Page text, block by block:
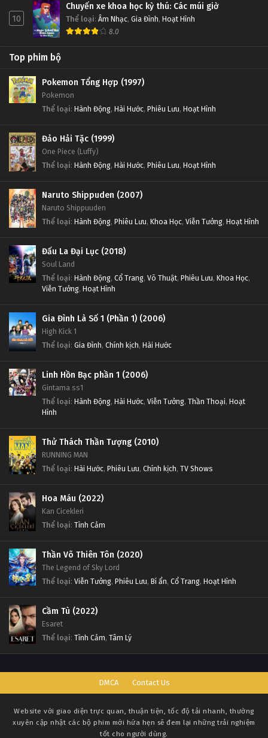
10
Chuyến xe khoa học kỳ thú: Các múi giờ
Thể loại: Âm Nhạc, Gia Đình, Hoạt Hình
8.0
Top phim bộ
Pokemon Tổng Hợp (1997)
Pokemon
Thể loại: Hành Động, Hài Hước, Phiêu Lưu, Hoạt Hình
Đảo Hải Tặc (1999)
One Piece (Luffy)
Thể loại: Hành Động, Hài Hước, Phiêu Lưu, Hoạt Hình
Naruto Shippuden (2007)
Naruto Shippuuden
Thể loại: Hành Động, Phiêu Lưu, Khoa Học, Viễn Tưởng, Hoạt Hình
Đấu La Đại Lục (2018)
Soul Land
Thể loại: Hành Động, Cổ Trang, Võ Thuật, Phiêu Lưu, Khoa Học,
Viễn Tưởng, Hoạt Hình
Gia Đình Là Số 1 (Phần 1) (2006)
High Kick 1
Thể loại: Gia Đình, Chính kịch, Hài Hước
Linh Hồn Bạc phần 1 (2006)
Gintama ss1
Thể loại: Hành Động, Hài Hước, Viễn Tưởng, Thần Thoại, Hoạt
Hình
Thử Thách Thần Tượng (2010)
RUNNING MAN
Thể loại: Hài Hước, Phiêu Lưu, Chính kịch, TV Shows
Hoa Máu (2022)
Kan Cicekleri
Thể loại: Tình Cảm
Thần Võ Thiên Tôn (2020)
The Legend of Sky Lord
Thể loại: Viễn Tưởng, Phiêu Lưu, Bí ẩn, Cổ Trang, Hoạt Hình
Cầm Tù (2022)
Esaret
Thể loại: Tình Cảm, Tâm Lý
DMCA Contact Us
Website với giao diện trực quan, thuận tiện, tốc độ tải nhanh, thường
xuyên cập nhật các bộ phim mới hứa hẹn sẽ đem lại những trải nghiệm
tốt cho người dùng.